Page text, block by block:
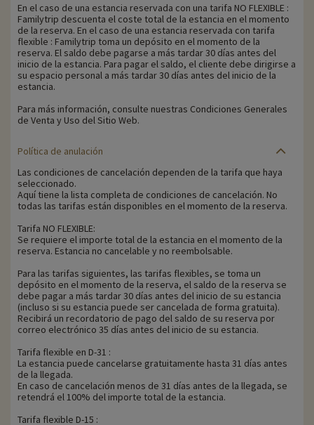
En el caso de una estancia reservada con una tarifa NO FLEXIBLE :
Familytrip descuenta el coste total de la estancia en el momento
de la reserva. En el caso de una estancia reservada con tarifa
flexible : Familytrip toma un depósito en el momento de la
reserva. El saldo debe pagarse a más tardar 30 días antes del
inicio de la estancia. Para pagar el saldo, el cliente debe dirigirse a
su espacio personal a más tardar 30 días antes del inicio de la
estancia.
Para más información, consulte nuestras Condiciones Generales
de Venta y Uso del Sitio Web.
Política de anulación
Las condiciones de cancelación dependen de la tarifa que haya
seleccionado.
Aquí tiene la lista completa de condiciones de cancelación. No
todas las tarifas están disponibles en el momento de la reserva.
Tarifa NO FLEXIBLE:
Se requiere el importe total de la estancia en el momento de la
reserva. Estancia no cancelable y no reembolsable.
Para las tarifas siguientes, las tarifas flexibles, se toma un
depósito en el momento de la reserva, el saldo de la reserva se
debe pagar a más tardar 30 días antes del inicio de su estancia
(incluso si su estancia puede ser cancelada de forma gratuita).
Recibirá un recordatorio de pago del saldo de su reserva por
correo electrónico 35 días antes del inicio de su estancia.
Tarifa flexible en D-31 :
La estancia puede cancelarse gratuitamente hasta 31 días antes
de la llegada.
En caso de cancelación menos de 31 días antes de la llegada, se
retendrá el 100% del importe total de la estancia.
Tarifa flexible D-15 :